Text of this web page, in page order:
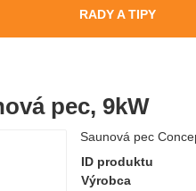
RADY A TIPY
pec, 9kW
Saunová pec
ID produktu
Výrobca